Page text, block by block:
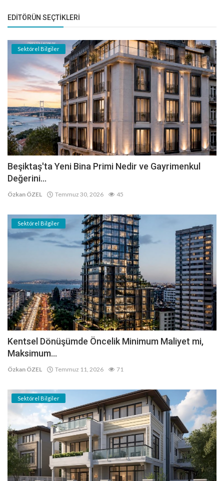
EDITÖRÜN SEÇTIKLERI
Sektörel Bilgiler
Beşiktaş'ta Yeni Bina Primi Nedir ve Gayrimenkul
Değerini...
Özkan ÖZEL Temmuz 30, 2026 45
Sektörel Bilgiler
Kentsel Dönüşümde Öncelik Minimum Maliyet mi,
Maksimum...
Özkan ÖZEL Temmuz 11, 2026 71
Sektörel Bilgiler